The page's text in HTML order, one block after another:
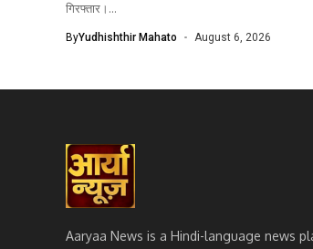
गिरफ्तार।...
ByYudhishthir Mahato August 6, 2026
Aaryaa News is a Hindi-language news